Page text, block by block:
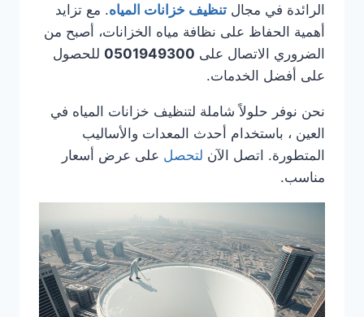
الرائدة في مجال تنظيف خزانات المياه. مع تزايد
أهمية الحفاظ على نظافة مياه الخزانات، أصبح من
الضروري الاتصال على 0501949300 للحصول
على أفضل الخدمات.
نحن نوفر حلولاً شاملة لتنظيف خزانات المياه في
العين ، باستخدام أحدث المعدات والأساليب
المتطورة. اتصل الآن لتحصل على عرض أسعار
مناسب.